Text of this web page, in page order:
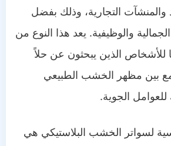
والمنشآت التجارية، وذلك بفضل
والوظيفية. يعد هذا النوع من
للأشخاص الذين يبحثون عن حلاً
بين مظهر الخشب الطبيعي
للعوامل الجوية.
لسواتر الخشب البلاستيكي هي